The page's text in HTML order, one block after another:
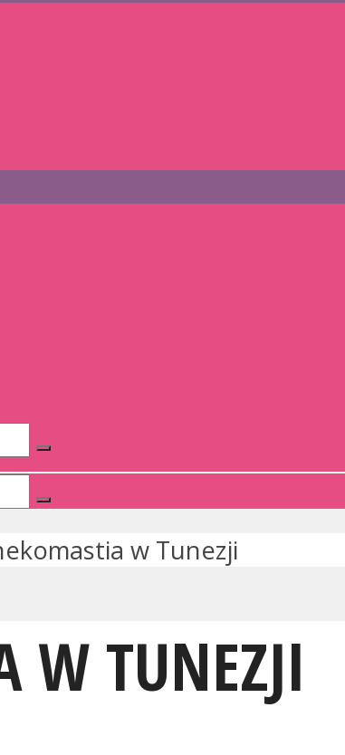
w Tunezji
W TUNEZJI